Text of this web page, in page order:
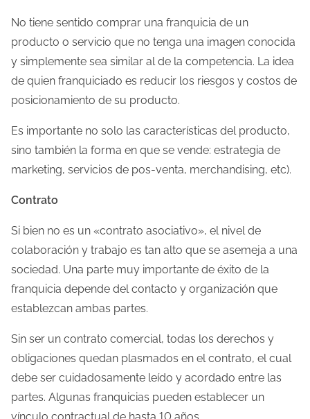
No tiene sentido comprar una franquicia de un
producto o servicio que no tenga una imagen conocida
y simplemente sea similar al de la competencia. La idea
de quien franquiciado es reducir los riesgos y costos de
posicionamiento de su producto.
Es importante no solo las características del producto,
sino también la forma en que se vende: estrategia de
marketing, servicios de pos-venta, merchandising, etc).
Contrato
Si bien no es un «contrato asociativo», el nivel de
colaboración y trabajo es tan alto que se asemeja a una
sociedad. Una parte muy importante de éxito de la
franquicia depende del contacto y organización que
establezcan ambas partes.
Sin ser un contrato comercial, todas los derechos y
obligaciones quedan plasmados en el contrato, el cual
debe ser cuidadosamente leído y acordado entre las
partes. Algunas franquicias pueden establecer un